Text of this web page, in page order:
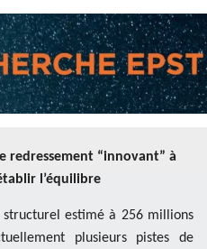
redressement “innovant” à
l’équilibre
estimé à 256 millions
plusieurs pistes de